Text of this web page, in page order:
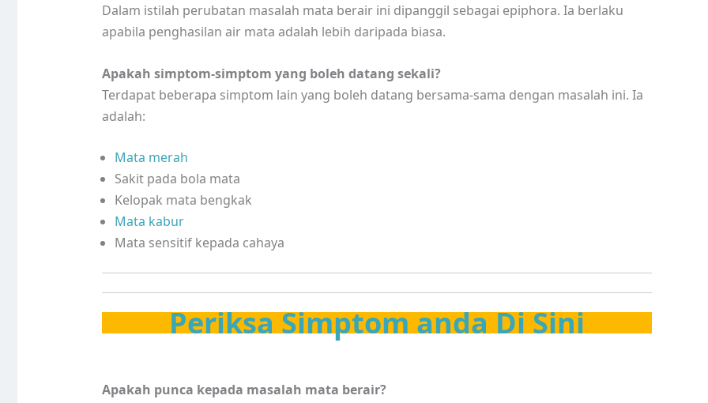
Dalam istilah perubatan masalah mata berair ini dipanggil sebagai epiphora. Ia berlaku
apabila penghasilan air mata adalah lebih daripada biasa.
Apakah simptom-simptom yang boleh datang sekali?
Terdapat beberapa simptom lain yang boleh datang bersama-sama dengan masalah ini. Ia
adalah:
Mata merah
Sakit pada bola mata
Kelopak mata bengkak
Mata kabur
Mata sensitif kepada cahaya
Periksa Simptom anda Di Sini
Apakah punca kepada masalah mata berair?